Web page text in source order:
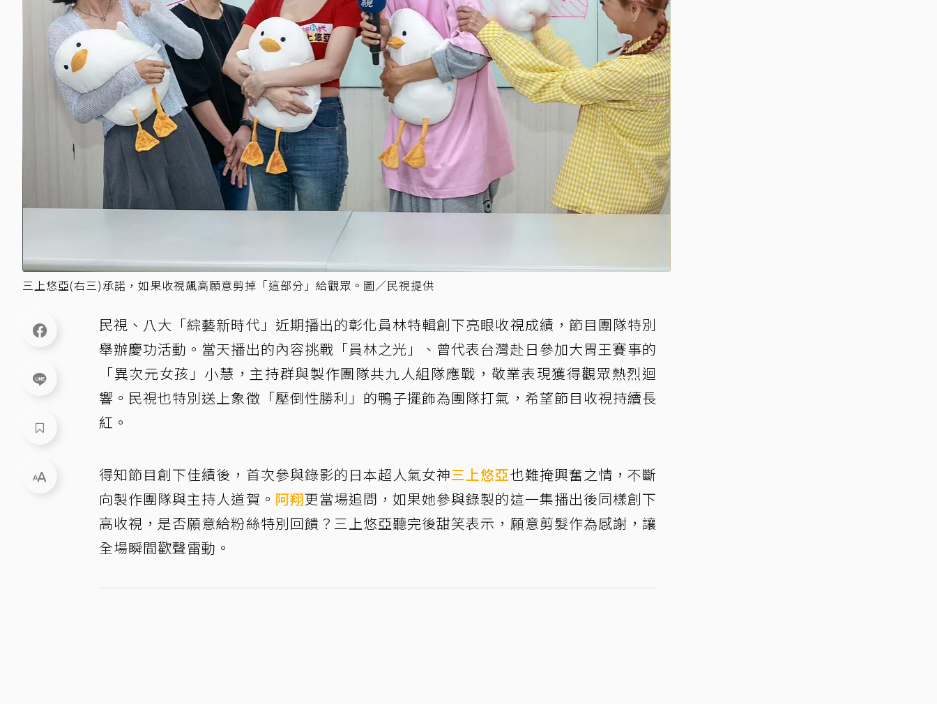
三上悠亞(右三)承諾，如果收視飆高願意剪掉「這部分」給觀眾。圖／民視提供
民視、八大「綜藝新時代」近期播出的彰化員林特輯創下亮眼收視成績，節目團隊特別
舉辦慶功活動。當天播出的內容挑戰「員林之光」、曾代表台灣赴日參加大胃王賽事的
「異次元女孩」小慧，主持群與製作團隊共九人組隊應戰，敬業表現獲得觀眾熱烈迴
響。民視也特別送上象徵「壓倒性勝利」的鴨子擺飾為團隊打氣，希望節目收視持續長
紅。
得知節目創下佳績後，首次參與錄影的日本超人氣女神三上悠亞也難掩興奮之情，不斷
向製作團隊與主持人道賀。 阿翔更當場追問，如果她參與錄製的這一集播出後同樣創下
高收視，是否願意給粉絲特別回饋？三上悠亞聽完後甜笑表示，願意剪髮作為感謝，讓
全場瞬間歡聲雷動。